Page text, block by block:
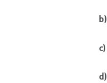
b)
c)
d)